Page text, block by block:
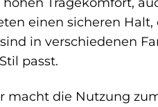
einen sicheren
sind in verschiedenen
passt.
macht die Nutzung